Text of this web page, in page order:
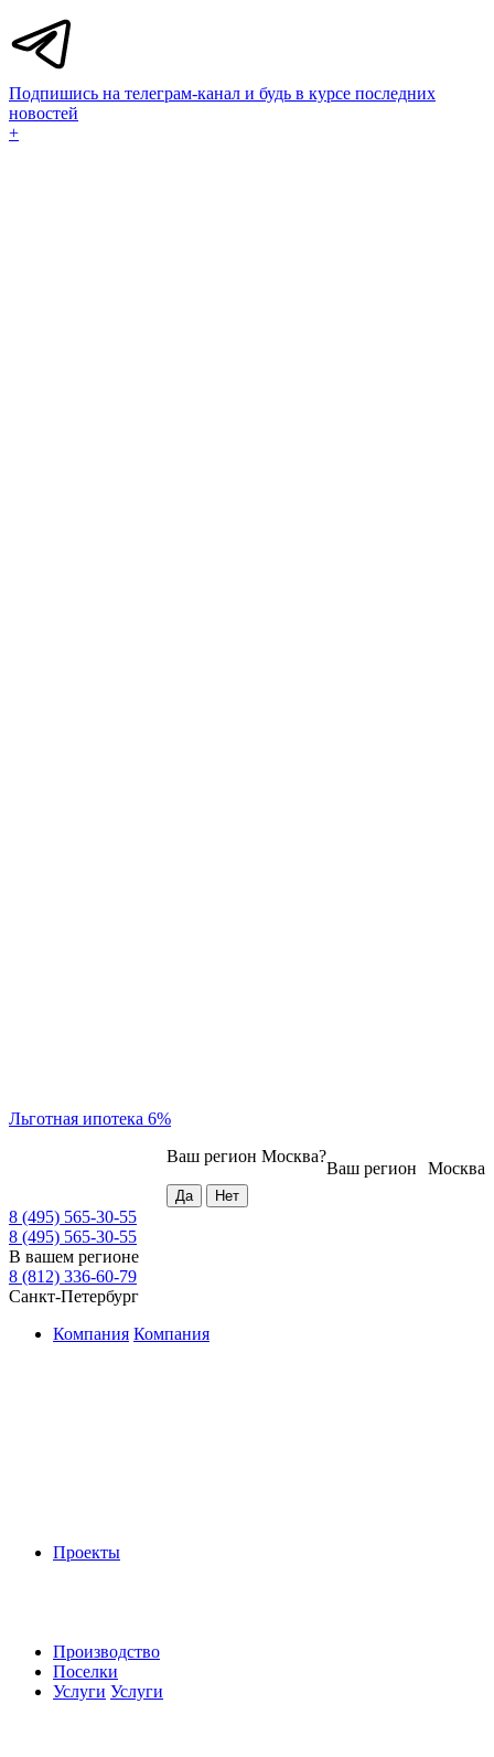
Подпишись на телеграм-канал и будь в курсе последних
новостей
+
Льготная ипотека 6%
Москва
Ваш регион
Ваш регион Москва?
8 (495) 565-30-55
8 (495) 565-30-55
В вашем регионе
8 (812) 336-60-79
Санкт-Петербург
Компания Компания
Проекты
Производство
Поселки
Услуги Услуги